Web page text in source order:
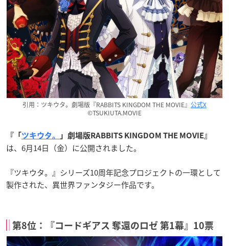
引用：ツキウタ。劇場版『RABBITS KINGDOM THE MOVIE』 公式X
©TSUKIUTA.MOVIE
『「 ツキウタ。 」劇場版RABBITS KINGDOM THE MOVIE』
は、6月14日（金）に公開されました。
『ツキウタ。』シリーズ10周年記念プロジェクトの一環として
製作された、異世界ファンタジー作品です。
第8位：『コードギアス 奪還のロゼ 第1幕』10票